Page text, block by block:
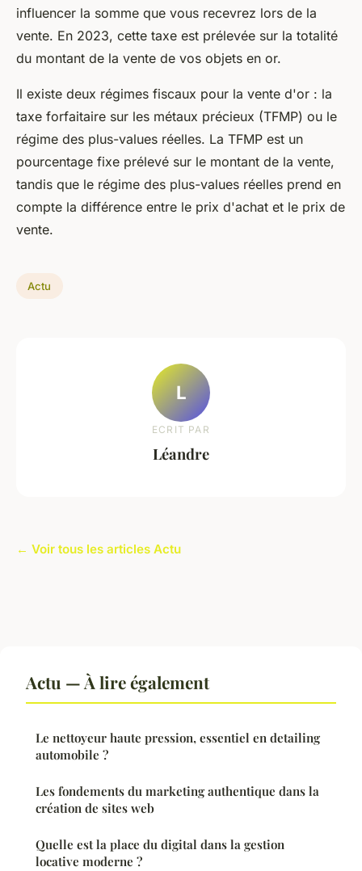
influencer la somme que vous recevrez lors de la
vente. En 2023, cette taxe est prélevée sur la totalité
du montant de la vente de vos objets en or.
Il existe deux régimes fiscaux pour la vente d'or : la
taxe forfaitaire sur les métaux précieux (TFMP) ou le
régime des plus-values réelles. La TFMP est un
pourcentage fixe prélevé sur le montant de la vente,
tandis que le régime des plus-values réelles prend en
compte la différence entre le prix d'achat et le prix de
vente.
Actu
L
ECRIT PAR
Léandre
← Voir tous les articles Actu
Actu — À lire également
Le nettoyeur haute pression, essentiel en detailing
automobile ?
Les fondements du marketing authentique dans la
création de sites web
Quelle est la place du digital dans la gestion
locative moderne ?